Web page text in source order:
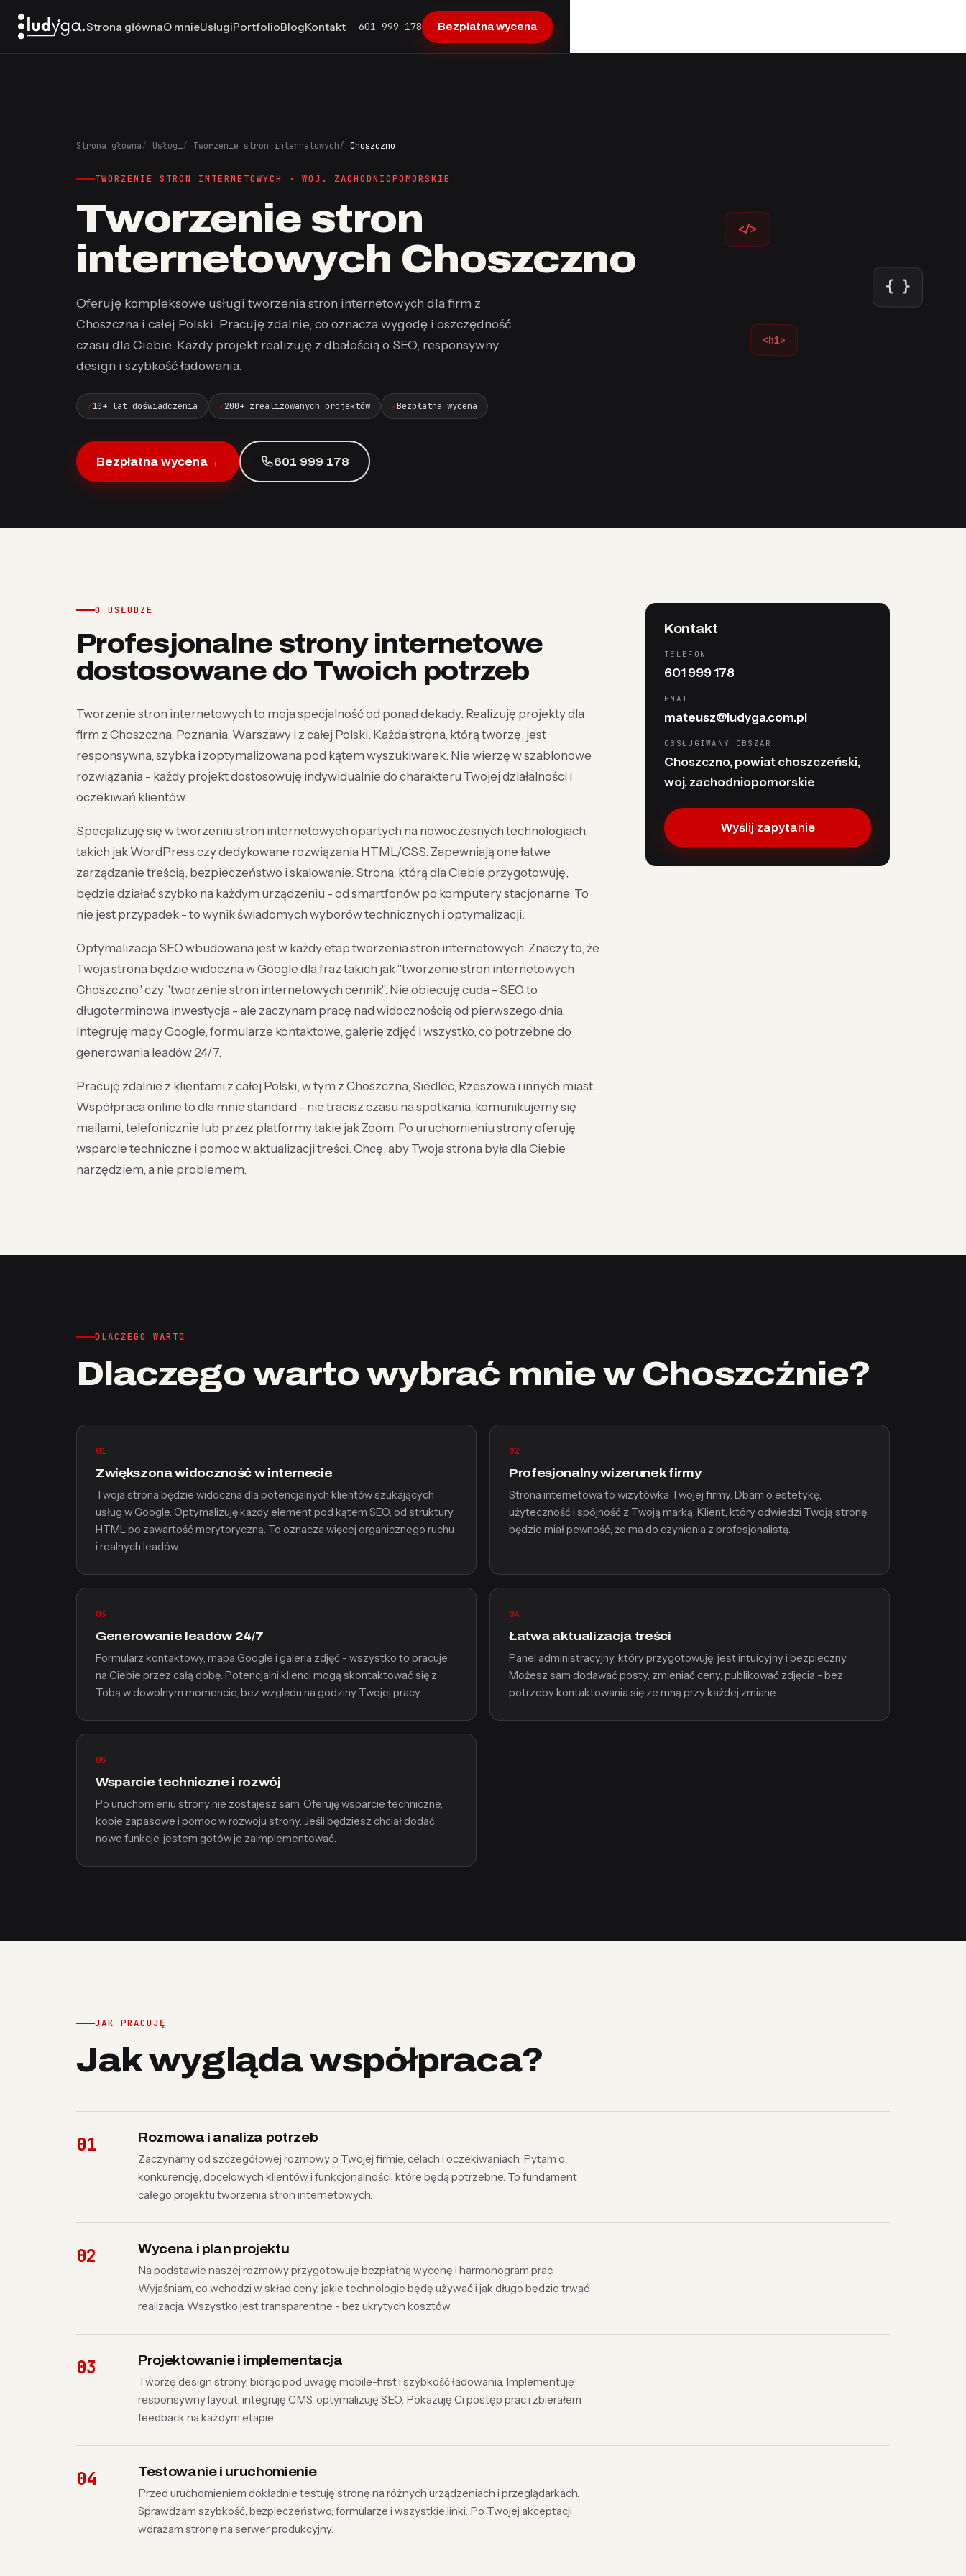
Strona głównaO mnieUsługiPortfolioBlogKontakt 601 999 178 Bezpłatna wycena
</>
{ }
<h1>
Strona główna Usługi Tworzenie stron internetowych Choszczno
TWORZENIE STRON INTERNETOWYCH · WOJ. ZACHODNIOPOMORSKIE
Tworzenie stron
internetowych Choszczno
Oferuję kompleksowe usługi tworzenia stron internetowych dla firm z
Choszczna i całej Polski. Pracuję zdalnie, co oznacza wygodę i oszczędność
czasu dla Ciebie. Każdy projekt realizuję z dbałością o SEO, responsywny
design i szybkość ładowania.
10+ lat doświadczenia 200+ zrealizowanych projektów Bezpłatna wycena
Bezpłatna wycena→ 601 999 178
O USŁUDZE
Profesjonalne strony internetowe
dostosowane do Twoich potrzeb
Tworzenie stron internetowych to moja specjalność od ponad dekady. Realizuję projekty dla
firm z Choszczna, Poznania, Warszawy i z całej Polski. Każda strona, którą tworzę, jest
responsywna, szybka i zoptymalizowana pod kątem wyszukiwarek. Nie wierzę w szablonowe
rozwiązania - każdy projekt dostosowuję indywidualnie do charakteru Twojej działalności i
oczekiwań klientów.
Specjalizuję się w tworzeniu stron internetowych opartych na nowoczesnych technologiach,
takich jak WordPress czy dedykowane rozwiązania HTML/CSS. Zapewniają one łatwe
zarządzanie treścią, bezpieczeństwo i skalowanie. Strona, którą dla Ciebie przygotowuję,
będzie działać szybko na każdym urządzeniu - od smartfonów po komputery stacjonarne. To
nie jest przypadek - to wynik świadomych wyborów technicznych i optymalizacji.
Optymalizacja SEO wbudowana jest w każdy etap tworzenia stron internetowych. Znaczy to, że
Twoja strona będzie widoczna w Google dla fraz takich jak "tworzenie stron internetowych
Choszczno" czy "tworzenie stron internetowych cennik". Nie obiecuję cuda - SEO to
długoterminowa inwestycja - ale zaczynam pracę nad widocznością od pierwszego dnia.
Integruję mapy Google, formularze kontaktowe, galerie zdjęć i wszystko, co potrzebne do
generowania leadów 24/7.
Pracuję zdalnie z klientami z całej Polski, w tym z Choszczna, Siedlec, Rzeszowa i innych miast.
Współpraca online to dla mnie standard - nie tracisz czasu na spotkania, komunikujemy się
mailami, telefonicznie lub przez platformy takie jak Zoom. Po uruchomieniu strony oferuję
wsparcie techniczne i pomoc w aktualizacji treści. Chcę, aby Twoja strona była dla Ciebie
narzędziem, a nie problemem.
Kontakt
TELEFON
601 999 178
EMAIL
mateusz@ludyga.com.pl
OBSŁUGIWANY OBSZAR
Choszczno, powiat choszczeński,
woj. zachodniopomorskie
Wyślij zapytanie
DLACZEGO WARTO
Dlaczego warto wybrać mnie w Choszcźnie?
01
Zwiększona widoczność w internecie
Twoja strona będzie widoczna dla potencjalnych klientów szukających
usług w Google. Optymalizuję każdy element pod kątem SEO, od struktury
HTML po zawartość merytoryczną. To oznacza więcej organicznego ruchu
i realnych leadów.
02
Profesjonalny wizerunek firmy
Strona internetowa to wizytówka Twojej firmy. Dbam o estetykę,
użyteczność i spójność z Twoją marką. Klient, który odwiedzi Twoją stronę,
będzie miał pewność, że ma do czynienia z profesjonalistą.
03
Generowanie leadów 24/7
Formularz kontaktowy, mapa Google i galeria zdjęć - wszystko to pracuje
na Ciebie przez całą dobę. Potencjalni klienci mogą skontaktować się z
Tobą w dowolnym momencie, bez względu na godziny Twojej pracy.
04
Łatwa aktualizacja treści
Panel administracyjny, który przygotowuję, jest intuicyjny i bezpieczny.
Możesz sam dodawać posty, zmieniać ceny, publikować zdjęcia - bez
potrzeby kontaktowania się ze mną przy każdej zmianę.
05
Wsparcie techniczne i rozwój
Po uruchomieniu strony nie zostajesz sam. Oferuję wsparcie techniczne,
kopie zapasowe i pomoc w rozwoju strony. Jeśli będziesz chciał dodać
nowe funkcje, jestem gotów je zaimplementować.
JAK PRACUJĘ
Jak wygląda współpraca?
Rozmowa i analiza potrzeb
Zaczynamy od szczegółowej rozmowy o Twojej firmie, celach i oczekiwaniach. Pytam o
konkurencję, docelowych klientów i funkcjonalności, które będą potrzebne. To fundament
całego projektu tworzenia stron internetowych.
Wycena i plan projektu
Na podstawie naszej rozmowy przygotowuję bezpłatną wycenę i harmonogram prac.
Wyjaśniam, co wchodzi w skład ceny, jakie technologie będę używać i jak długo będzie trwać
realizacja. Wszystko jest transparentne - bez ukrytych kosztów.
Projektowanie i implementacja
Tworzę design strony, biorąc pod uwagę mobile-first i szybkość ładowania. Implementuję
responsywny layout, integruję CMS, optymalizuję SEO. Pokazuję Ci postęp prac i zbierałem
feedback na każdym etapie.
Testowanie i uruchomienie
Przed uruchomieniem dokładnie testuję stronę na różnych urządzeniach i przeglądarkach.
Sprawdzam szybkość, bezpieczeństwo, formularze i wszystkie linki. Po Twojej akceptacji
wdrażam stronę na serwer produkcyjny.